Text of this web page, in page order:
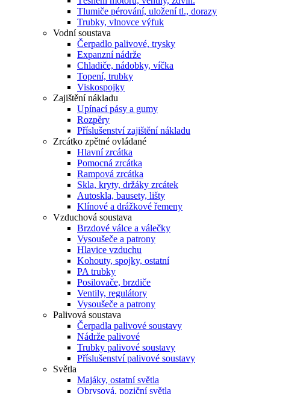
Tlumiče pérování, uložení tl., dorazy
Trubky, vlnovce výfuk
Vodní soustava
Čerpadlo palivové, trysky
Expanzní nádrže
Chladiče, nádobky, víčka
Topení, trubky
Viskospojky
Zajištění nákladu
Upínací pásy a gumy
Rozpěry
Příslušenství zajištění nákladu
Zrcátko zpětné ovládané
Hlavní zrcátka
Pomocná zrcátka
Rampová zrcátka
Skla, kryty, držáky zrcátek
Autoskla, bausety, lišty
Klínové a drážkové řemeny
Vzduchová soustava
Brzdové válce a válečky
Vysoušeče a patrony
Hlavice vzduchu
Kohouty, spojky, ostatní
PA trubky
Posilovače, brzdiče
Ventily, regulátory
Vysoušeče a patrony
Palivová soustava
Čerpadla palivové soustavy
Nádrže palivové
Trubky palivové soustavy
Příslušenství palivové soustavy
Světla
Majáky, ostatní světla
Obrysová, poziční světla